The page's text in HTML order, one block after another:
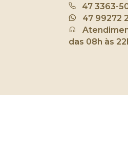
47 3363-
47 99272
das 08h às